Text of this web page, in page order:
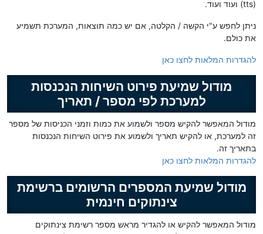
(tts) ועוד ועוד.
ניתן לחפש ע"י הקשה / הקלטה, אם יש כמה תוצאות, המערכת תשמיע
את כולם.
להגדרות המלאות לחצו כאן
מודול שמיעת פירוט השיחות הנכנסות
למערכת לפי מספר / תאריך
מודול המאפשר להקיש מספר ולשמוע את כמות וזמני הכניסות של מספר
זה למערכת, או להקיש תאריך ולשמוע את פירוט השיחות הנכנסות
בתאריך זה.
להגדרות המלאות לחצו כאן
מודול שמיעת המספרים הרשומים ברשימת
צינתוקים חינמית
מודול המאפשר להקיש או להגדיר מראש מספר רשימת צינתוקים